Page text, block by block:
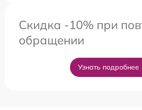
Скидка -10% при
обращении
Узнать подробнее